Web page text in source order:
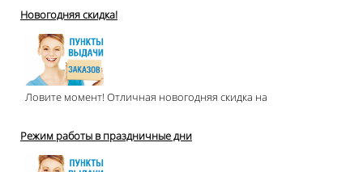
Новогодняя скидка!
Ловите момент! Отличная новогодняя скидка на
Режим работы в праздничные дни